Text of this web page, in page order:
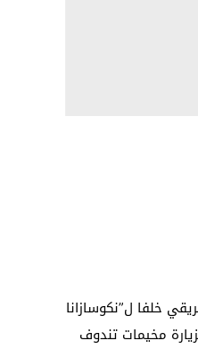
خلفا ل”نكوسازانا
مخيمات تندوف